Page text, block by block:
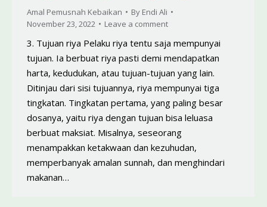
Amal Pemusnah Kebaikan By Endi Ali
November 23, 2022
Leave a comment
3. Tujuan riya Pelaku riya tentu saja mempunyai
tujuan. Ia berbuat riya pasti demi mendapatkan
harta, kedudukan, atau tujuan-tujuan yang lain.
Ditinjau dari sisi tujuannya, riya mempunyai tiga
tingkatan. Tingkatan pertama, yang paling besar
dosanya, yaitu riya dengan tujuan bisa leluasa
berbuat maksiat. Misalnya, seseorang
menampakkan ketakwaan dan kezuhudan,
memperbanyak amalan sunnah, dan menghindari
makanan…